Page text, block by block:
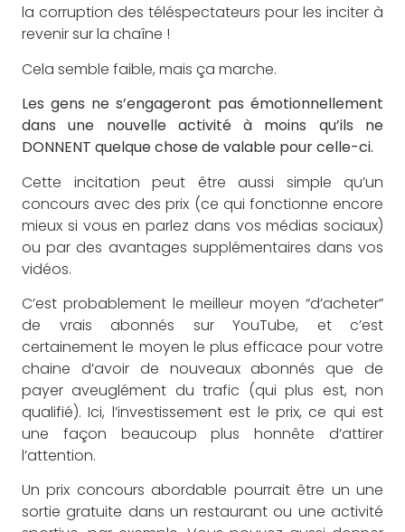
la corruption des téléspectateurs pour les inciter à
revenir sur la chaîne !
Cela semble faible, mais ça marche.
Les gens ne s’engageront pas émotionnellement
dans une nouvelle activité à moins qu’ils ne
DONNENT quelque chose de valable pour celle-ci.
Cette incitation peut être aussi simple qu’un
concours avec des prix (ce qui fonctionne encore
mieux si vous en parlez dans vos médias sociaux)
ou par des avantages supplémentaires dans vos
vidéos.
C’est probablement le meilleur moyen “d’acheter”
de vrais abonnés sur YouTube, et c’est
certainement le moyen le plus efficace pour votre
chaine d’avoir de nouveaux abonnés que de
payer aveuglément du trafic (qui plus est, non
qualifié). Ici, l’investissement est le prix, ce qui est
une façon beaucoup plus honnête d’attirer
l’attention.
Un prix concours abordable pourrait être un une
sortie gratuite dans un restaurant ou une activité